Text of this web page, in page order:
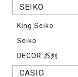
SEIKO
King Seiko
Seiko
DECOR 系列
CASIO